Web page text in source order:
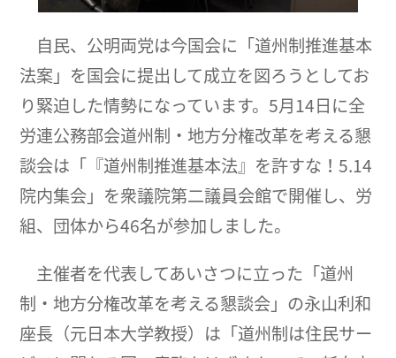
自民、公明両党は今国会に「道州制推進基本
法案」を国会に提出して成立を図ろうとしてお
り緊迫した情勢になっています。5月14日に全
労連公務部会道州制・地方分権改革を考える懇
談会は「『道州制推進基本法』を許すな！5.14
院内集会」を衆議院第二議員会館で開催し、労
組、団体から46名が参加しました。
主催者を代表してあいさつに立った「道州
制・地方分権改革を考える懇談会」の永山利和
座長（元日本大学教授）は「道州制は住民サー